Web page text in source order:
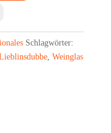
Schlagwörter:
, Weinglas